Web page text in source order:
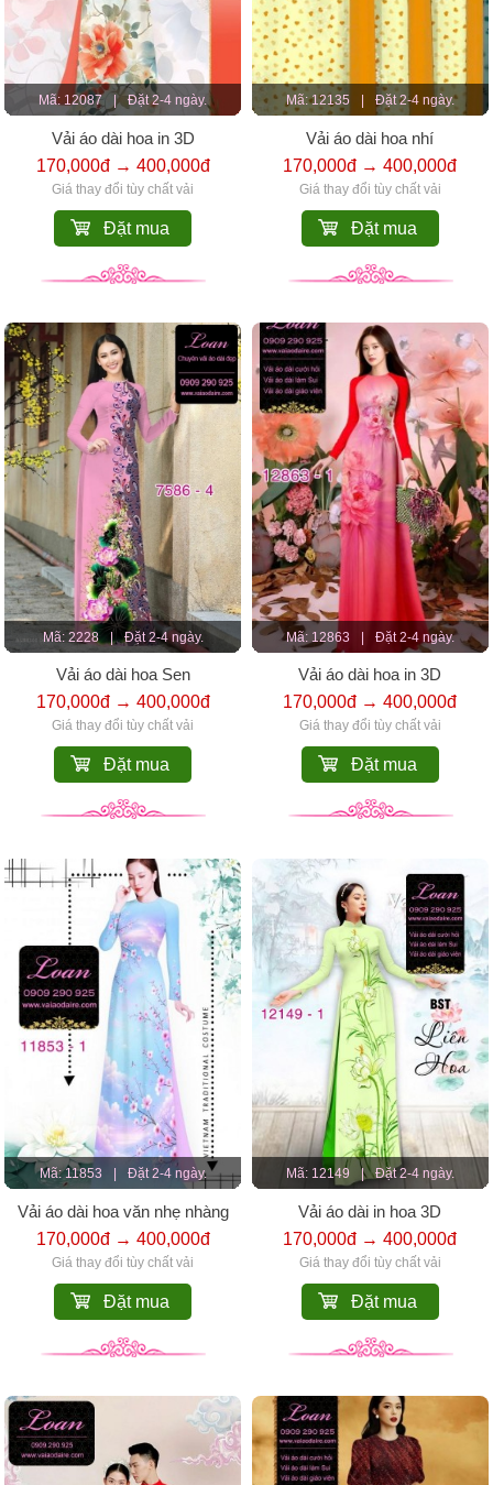
Mã: 12087 | Đặt 2-4 ngày.
Vải áo dài hoa in 3D
170,000đ → 400,000đ
Giá thay đổi tùy chất vải
Đặt mua
Mã: 12135 Đặt 2-4 ngày.
Vải áo dài hoa nhí
170,000đ → 400,000đ
Giá thay đổi tùy chất vải
Đặt mua
Mã: 2228 | Đặt 2-4 ngày.
Vải áo dài hoa Sen
170,000đ → 400,000đ
Giá thay đổi tùy chất vải
Đặt mua
Mã: 12863 | Đặt 2-4 ngày.
Vải áo dài hoa in 3D
170,000đ → 400,000đ
Giá thay đổi tùy chất vải
Đặt mua
Mã: 11853 Đặt 2-4 ngày.
Vải áo dài hoa văn nhẹ nhàng
170,000đ → 400,000đ
Giá thay đổi tùy chất vải
Đặt mua
Mã: 12149 | Đặt 2-4 ngày.
Vải áo dài in hoa 3D
170,000đ → 400,000đ
Giá thay đổi tùy chất vải
Đặt mua